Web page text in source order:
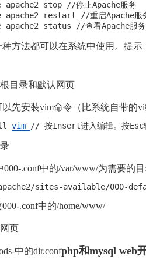
apache2 stop //停止Apache服务
apache2 restart //重启Apache服
种方法都可以在系统中使用。提
目录和默认网页
先安装vim命令（比系统自带的
vim
000-.conf中的/var/www/为需要的
.conf中的/home/www/
页
中的dir.confphp和mysql web